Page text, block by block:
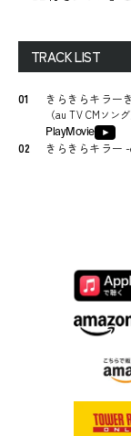
TRACK LIST
01 きらきらキラー
（au TV CMソング
PlayMovie
02 きらきらキラー